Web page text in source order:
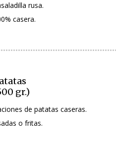
rusa.
casera.
gr.)
de patatas caseras.
o fritas.